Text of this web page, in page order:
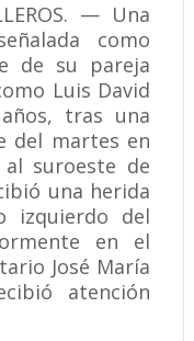
— Una
como
de su pareja
Luis David
tras una
del martes en
suroeste de
una herida
izquierdo del
en el
José María
atención